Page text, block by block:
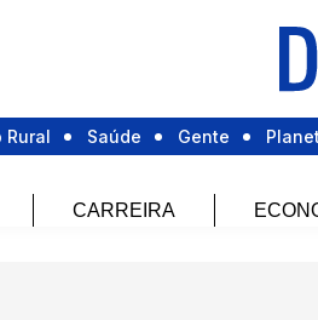
Rural Saúde Gente
CARREIRA